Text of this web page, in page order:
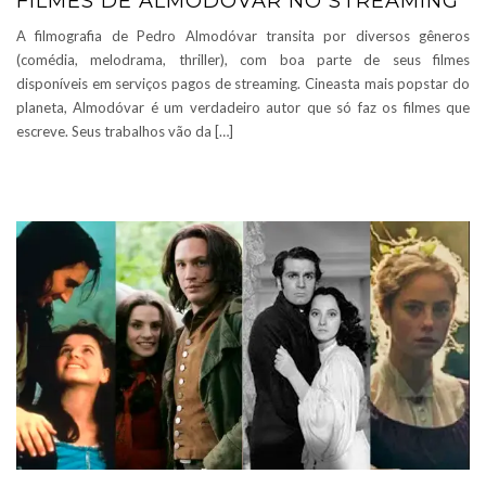
A filmografia de Pedro Almodóvar transita por diversos gêneros
(comédia, melodrama, thriller), com boa parte de seus filmes
disponíveis em serviços pagos de streaming. Cineasta mais popstar do
planeta, Almodóvar é um verdadeiro autor que só faz os filmes que
escreve. Seus trabalhos vão da […]